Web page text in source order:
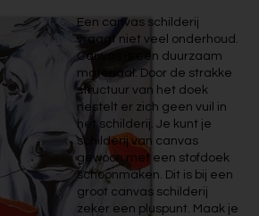
Een canvas schilderij
vraagt niet veel onderhoud.
Canvas is een duurzaam
materiaal. Door de strakke
structuur van het doek
nestelt er zich geen vuil in
het schilderij. Je kunt je
schilderij van canvas
gewoon met een stofdoek
schoonmaken. Dit is bij een
groot canvas schilderij
zeker een pluspunt. Maak je